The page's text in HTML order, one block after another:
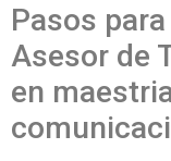
Pasos
Asesor de
en